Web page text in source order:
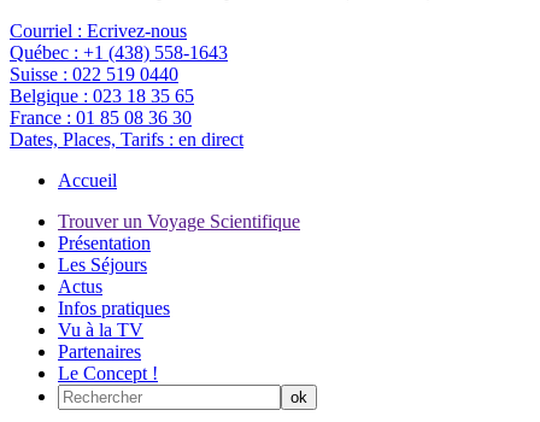
Courriel : Ecrivez-nous
Québec : +1 (438) 558-1643
Suisse : 022 519 0440
Belgique : 023 18 35 65
France : 01 85 08 36 30
Dates, Places, Tarifs : en direct
Accueil
Trouver un Voyage Scientifique
Présentation
Les Séjours
Actus
Infos pratiques
Vu à la TV
Partenaires
Le Concept !